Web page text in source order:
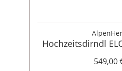
Hochzeitsdirndl
549,00